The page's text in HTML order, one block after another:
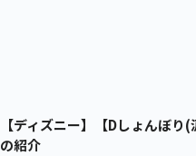
【ディズニー】【Dしょんぼ
の紹介